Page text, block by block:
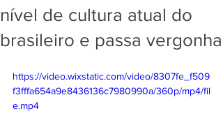
nível de cultura atual do
brasileiro e passa vergonha
https://video.wixstatic.com/video/8307fe_f509
f3fffa654a9e8436136c7980990a/360p/mp4/fil
e.mp4